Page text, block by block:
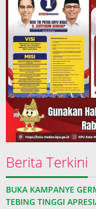
Berita Terkini
BUKA KAMPANYE
TEBING TINGGI